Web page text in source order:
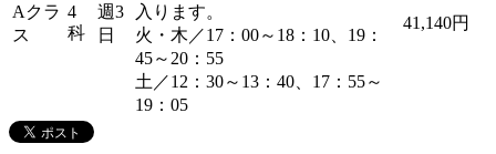
Aクラ
ス
4
科
週3
日
入ります。
火・木／17：00～18：10、19：
45～20：55
土／12：30～13：40、17：55～
19：05
41,140円